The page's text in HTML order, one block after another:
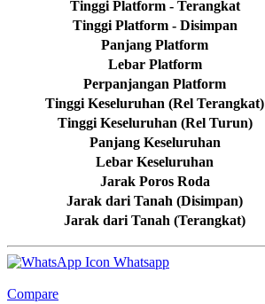
Tinggi Platform - Terangkat
Tinggi Platform - Disimpan
Panjang Platform
Lebar Platform
Perpanjangan Platform
Tinggi Keseluruhan (Rel Terangkat)
Tinggi Keseluruhan (Rel Turun)
Panjang Keseluruhan
Lebar Keseluruhan
Jarak Poros Roda
Jarak dari Tanah (Disimpan)
Jarak dari Tanah (Terangkat)
Whatsapp
Compare